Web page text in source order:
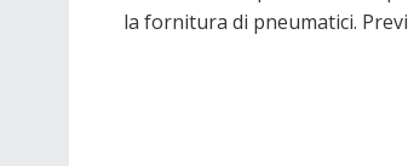
la fornitura di pneumatici.